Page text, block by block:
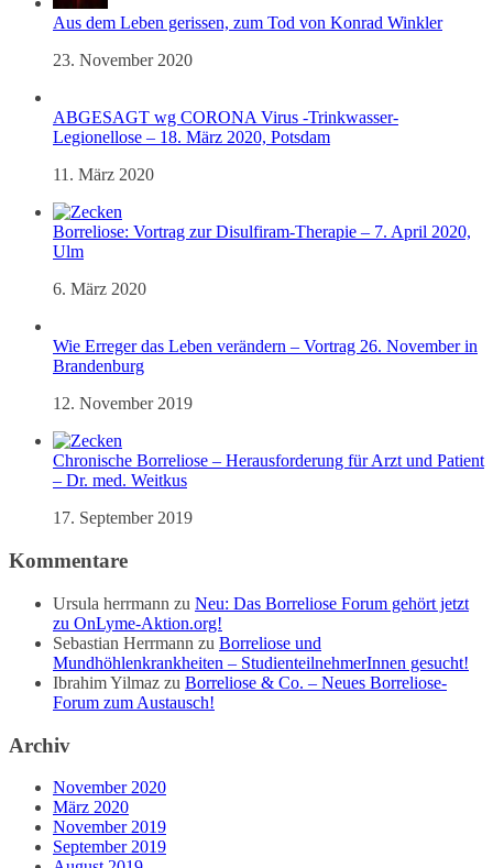
Aus dem Leben gerissen, zum Tod von Konrad Winkler
23. November 2020
ABGESAGT wg CORONA Virus -Trinkwasser-
Legionellose – 18. März 2020, Potsdam
11. März 2020
Borreliose: Vortrag zur Disulfiram-Therapie – 7. April 2020,
Ulm
6. März 2020
Wie Erreger das Leben verändern – Vortrag 26. November in
Brandenburg
12. November 2019
Chronische Borreliose – Herausforderung für Arzt und Patient
– Dr. med. Weitkus
17. September 2019
Kommentare
Ursula herrmann zu Neu: Das Borreliose Forum gehört jetzt
zu OnLyme-Aktion.org!
Sebastian Herrmann zu Borreliose und
Mundhöhlenkrankheiten – StudienteilnehmerInnen gesucht!
Ibrahim Yilmaz zu Borreliose & Co. – Neues Borreliose-
Forum zum Austausch!
Archiv
November 2020
März 2020
November 2019
September 2019